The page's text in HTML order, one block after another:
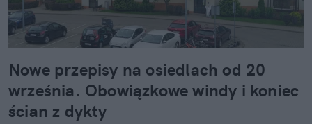
Nowe przepisy na osiedlach od 20
września. Obowiązkowe windy i koniec
ścian z dykty